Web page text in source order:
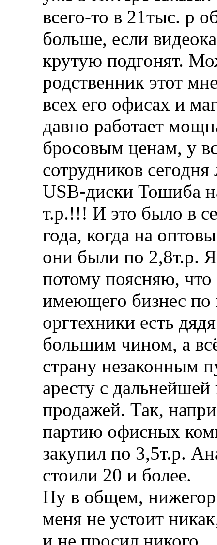
всего-то в 21тыс. р
больше, если
крутую подгонят.
родственник этот
всех его офисах и
давно работает
бросовым ценам, у
сотрудников
USB-диски Тошиба
т.р.!!! И это было в
года, когда на
они были по 2,8т.р.
потому поясняю, что
имеющего бизнес по
оргтехники есть
большим чином, а
страну незаконным
аресту с
продажей. Так,
партию офисных
закупил по 3,5т.р.
стоили 20 и более.
Ну в общем,
меня не устоит
и не просил никого.